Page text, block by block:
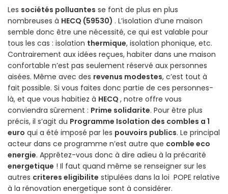
Les sociétés polluantes se font de plus en plus
nombreuses à HECQ (59530) . L’isolation d’une maison
semble donc être une nécessité, ce qui est valable pour
tous les cas : isolation thermique, isolation phonique, etc.
Contrairement aux idées reçues, habiter dans une maison
confortable n’est pas seulement réservé aux personnes
aisées. Même avec des revenus modestes, c’est tout à
fait possible. Si vous faites donc partie de ces personnes-
là, et que vous habitiez à HECQ , notre offre vous
conviendra sûrement : Prime solidarite. Pour être plus
précis, il s’agit du Programme Isolation des combles a 1
euro qui a été imposé par les pouvoirs publics. Le principal
acteur dans ce programme n’est autre que comble eco
energie. Apprêtez-vous donc à dire adieu à la précarité
energetique ! Il faut quand même se renseigner sur les
autres criteres eligibilite stipulées dans la loi POPE relative
à la rénovation energetique sont à considérer.